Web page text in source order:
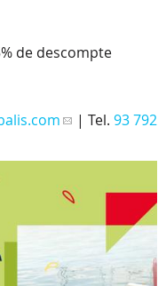
de descompte
| Tel. 93 792